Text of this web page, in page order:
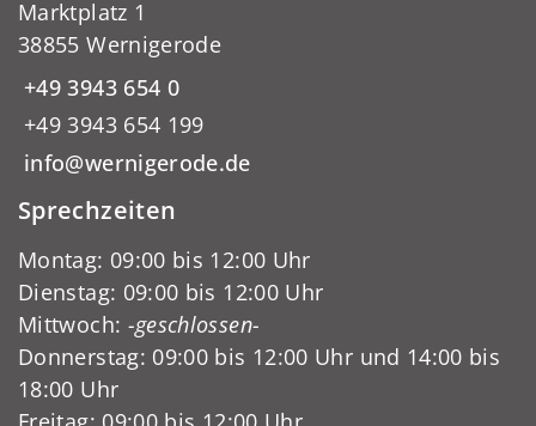
Marktplatz 1
38855 Wernigerode
+49 3943 654 0
+49 3943 654 199
info@wernigerode.de
Sprechzeiten
Montag: 09:00 bis 12:00 Uhr
Dienstag: 09:00 bis 12:00 Uhr
Mittwoch: -geschlossen-
Donnerstag: 09:00 bis 12:00 Uhr und 14:00 bis
18:00 Uhr